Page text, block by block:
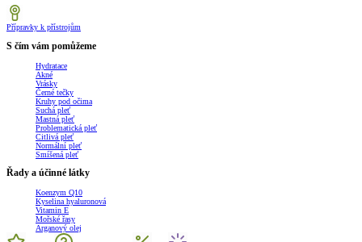
Přípravky k přístrojům
S čím vám pomůžeme
Hydratace
Akné
Vrásky
Černé tečky
Kruhy pod očima
Suchá pleť
Mastná pleť
Problematická pleť
Citlivá pleť
Normální pleť
Smíšená pleť
Řady a účinné látky
Koenzym Q10
Kyselina hyaluronová
Vitamin E
Mořské řasy
Arganový olej